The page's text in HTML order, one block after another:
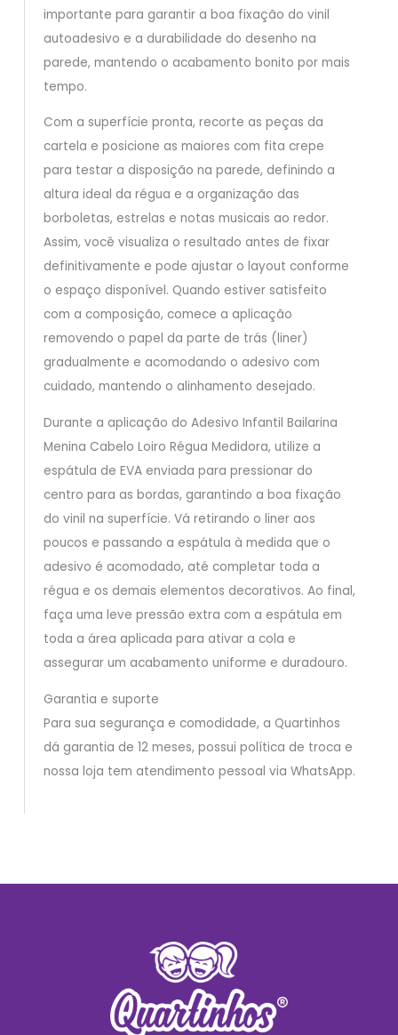
importante para garantir a boa fixação do vinil
autoadesivo e a durabilidade do desenho na
parede, mantendo o acabamento bonito por mais
tempo.
Com a superfície pronta, recorte as peças da
cartela e posicione as maiores com fita crepe
para testar a disposição na parede, definindo a
altura ideal da régua e a organização das
borboletas, estrelas e notas musicais ao redor.
Assim, você visualiza o resultado antes de fixar
definitivamente e pode ajustar o layout conforme
o espaço disponível. Quando estiver satisfeito
com a composição, comece a aplicação
removendo o papel da parte de trás (liner)
gradualmente e acomodando o adesivo com
cuidado, mantendo o alinhamento desejado.
Durante a aplicação do Adesivo Infantil Bailarina
Menina Cabelo Loiro Régua Medidora, utilize a
espátula de EVA enviada para pressionar do
centro para as bordas, garantindo a boa fixação
do vinil na superfície. Vá retirando o liner aos
poucos e passando a espátula à medida que o
adesivo é acomodado, até completar toda a
régua e os demais elementos decorativos. Ao final,
faça uma leve pressão extra com a espátula em
toda a área aplicada para ativar a cola e
assegurar um acabamento uniforme e duradouro.
Garantia e suporte
Para sua segurança e comodidade, a Quartinhos
dá garantia de 12 meses, possui política de troca e
nossa loja tem atendimento pessoal via WhatsApp.